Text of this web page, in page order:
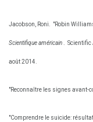
Jacobson, Roni. "Robin
Scientifique américain Scientific
août 2014.
"Reconnaître les signes avant-
"Comprendre le suicide: